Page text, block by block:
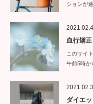
ションが
2021.02.4
血行矯
このサイ
午前5時か
2021.02.3
ダイエ